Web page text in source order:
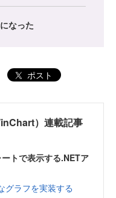
なった
ポスト
）連載記事
トで表示する.NETア
グラフを実装する